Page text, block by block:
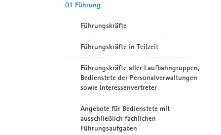
01 Führung
Führungskräfte
Führungskräfte in Teilzeit
Führungskräfte aller Laufbahngruppen,
Bedienstete der Personalverwaltungen
sowie Interessenvertreter
Angebote für Bedienstete mit
ausschließlich fachlichen
Führungsaufgaben